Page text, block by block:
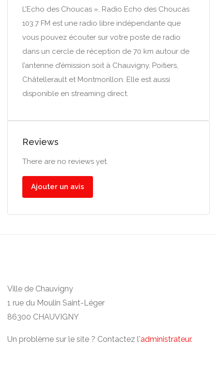
L’Echo des Choucas », Radio Echo des Choucas
103.7 FM est une radio libre indépendante que
vous pouvez écouter sur votre poste de radio
dans un cercle de réception de 70 km autour de
l’antenne d’émission soit à Chauvigny, Poitiers,
Châtellerault et Montmorillon. Elle est aussi
disponible en streaming direct.
Reviews
There are no reviews yet.
Ajouter un avis
Ville de Chauvigny
1 rue du Moulin Saint-Léger
86300 CHAUVIGNY
Un problème sur le site ? Contactez l'administrateur.